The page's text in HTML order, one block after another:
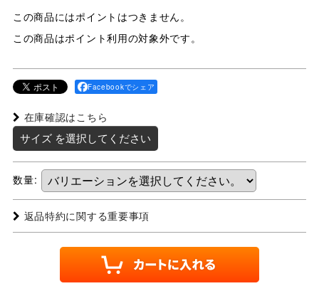
この商品にはポイントはつきません。
この商品はポイント利用の対象外です。
Facebookでシェア
在庫確認はこちら
サイズ を選択してください
数量:
返品特約に関する重要事項